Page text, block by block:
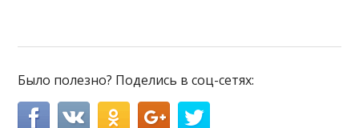
Было полезно? Поделись в соц-сетях: